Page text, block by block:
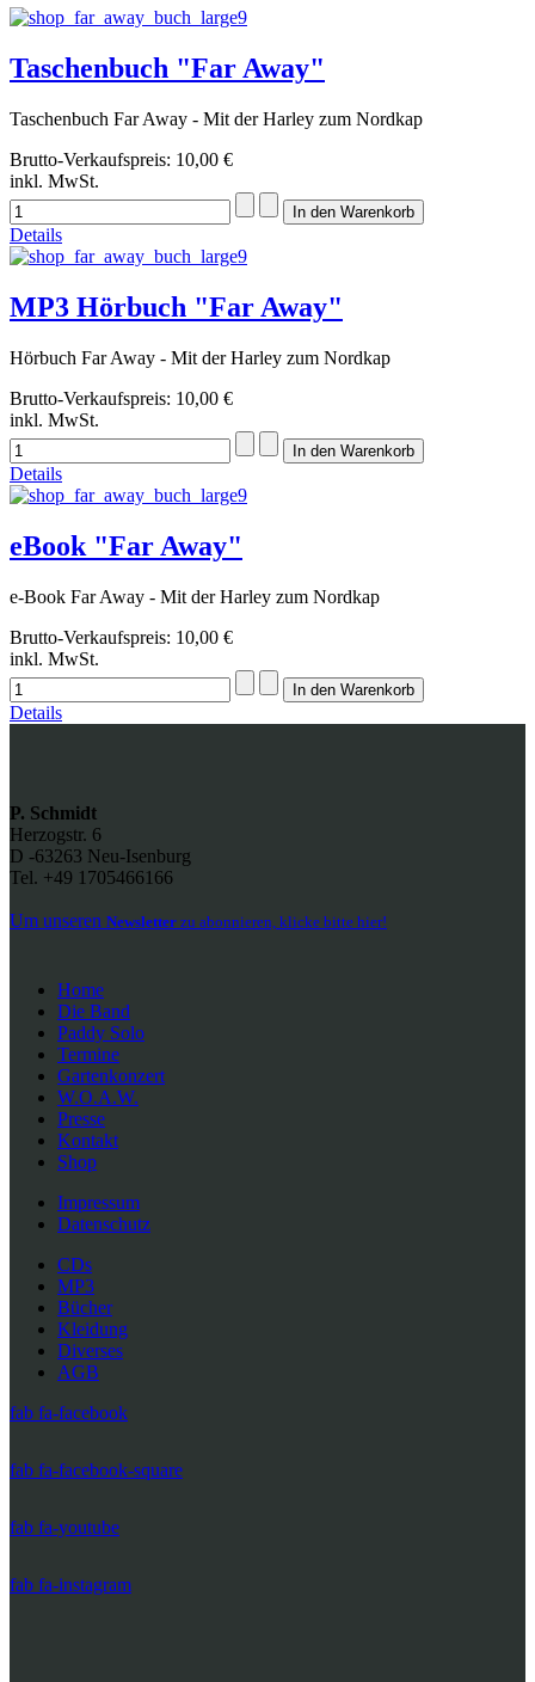
Taschenbuch "Far Away"
Taschenbuch Far Away - Mit der Harley zum Nordkap
Brutto-Verkaufspreis: 10,00 €
inkl. MwSt.
Details
MP3 Hörbuch "Far Away"
Hörbuch Far Away - Mit der Harley zum Nordkap
Brutto-Verkaufspreis: 10,00 €
inkl. MwSt.
Details
eBook "Far Away"
e-Book Far Away - Mit der Harley zum Nordkap
Brutto-Verkaufspreis: 10,00 €
inkl. MwSt.
Details
P. Schmidt
Herzogstr. 6
D -63263 Neu-Isenburg
Tel. +49 1705466166
Um unseren Newsletter zu abonnieren, klicke bitte hier!
Home
Die Band
Paddy Solo
Termine
Gartenkonzert
W.O.A.W.
Presse
Kontakt
Shop
Impressum
Datenschutz
CDs
MP3
Bücher
Kleidung
Diverses
AGB
fab fa-facebook
fab fa-facebook-square
fab fa-youtube
fab fa-instagram